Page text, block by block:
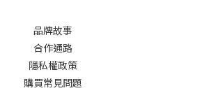
品牌故事
合作通路
隱私權政策
購買常見問題